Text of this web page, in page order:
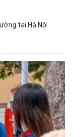
tại Hà Nội